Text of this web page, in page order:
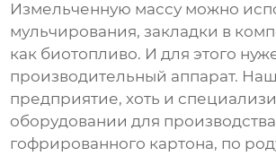
Измельченную массу можно
мульчирования, закладки в
как биотопливо. И для этого
производительный аппарат.
предприятие, хоть и
оборудовании для
гофрированного картона, по